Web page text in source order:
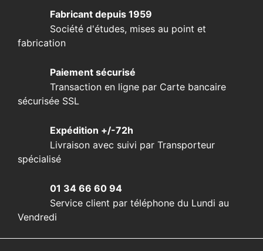
Fabricant depuis 1959
Société d'études, mises au point et
fabrication
Paiement sécurisé
Transaction en ligne par Carte bancaire
sécurisée SSL
Expédition +/-72h
Livraison avec suivi par Transporteur
spécialisé
01 34 66 60 94
Service client par téléphone du Lundi au
Vendredi